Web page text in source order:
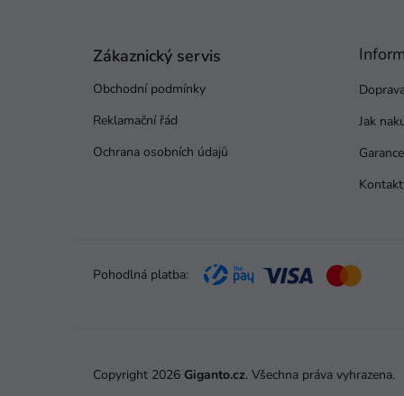
Zákaznický servis
Obchodní podmínky
Reklamační řád
Ochrana osobních údajů
Jak
Pohodlná platba:
Copyright 2026 Giganto.cz. Všechna práva vyhrazena.